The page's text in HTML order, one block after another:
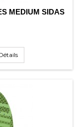
MEDIUM SIDAS